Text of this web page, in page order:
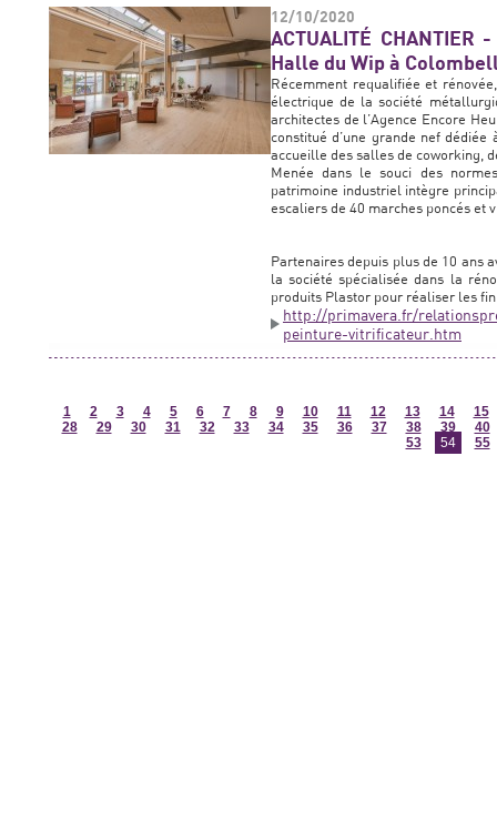
12/10/2020
ACTUALITÉ
Halle du Wip à
Récemment requalifiée et
électrique de la société
architectes de l’Agence Encore
constitué d’une grande nef
accueille des salles de coworking,
Menée dans le souci des
patrimoine industriel intègre
escaliers de 40 marches poncés et
Partenaires depuis plus de 10 ans
la société spécialisée dans la
produits Plastor pour réaliser les
http://primavera.fr/
peinture-vitrificateur.htm
1 2 3 4 5 6 7 8 9 10 11 12 13 14
15
28
29 30 31 32 33 34 35 36 37 38 39
40
53
54 55